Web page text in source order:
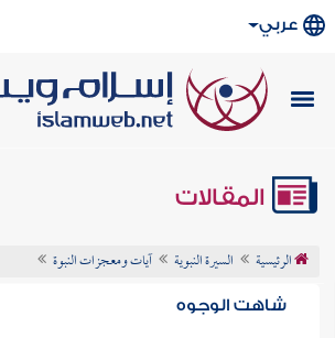
عربي
المقالات
الرئيسية السيرة النبوية آيات ومعجزات النبوة
شاهت الوجوه